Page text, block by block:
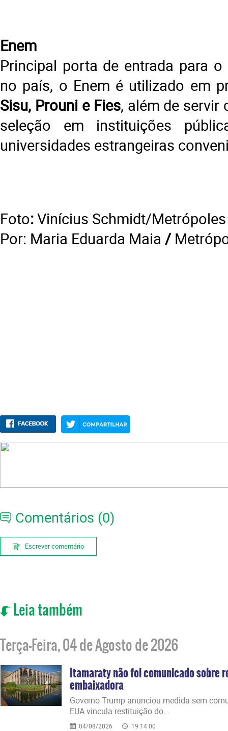
Enem
Principal porta de entrada para
no país, o Enem é utilizado em
Sisu, Prouni e Fies, além de servir
seleção em instituições
universidades estrangeiras
Foto:Vinícius Schmidt/Metrópoles
Por: Maria Eduarda Maia /
Comentários (0)
Escrever comentário
Leia também
Terça-Feira, 04 de Agosto de 2026
Itamaraty não foi comunicado sobre
embaixadora
Governo Trump anunciou medida sem
EUA vincula restituição do...
04/08/2026 19:14:00